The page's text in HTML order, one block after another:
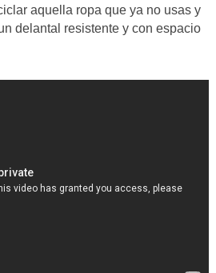
aquella ropa que ya no usas y
delantal resistente y con espacio